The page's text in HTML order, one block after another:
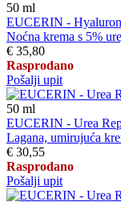
50 ml
EUCERIN -
Noćna krema s 5%
€ 35,80
Rasprodano
Pošalji upit
50 ml
EUCERIN - Urea
Lagana, umirujuća
€ 30,55
Rasprodano
Pošalji upit